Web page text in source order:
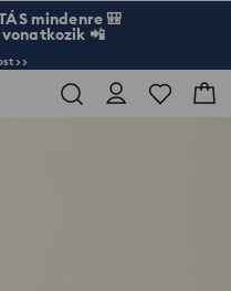
mindenre 🎒
📲
>>